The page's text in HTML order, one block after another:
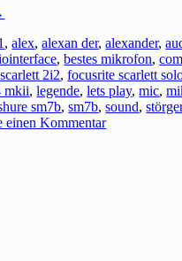
,alex,alexan der,alexander,
,bestes mikrofon,
2i2,focusrite scarlett
mkii,legende,lets play,mic,
sm7b,sm7b,sound,
einen Kommentar